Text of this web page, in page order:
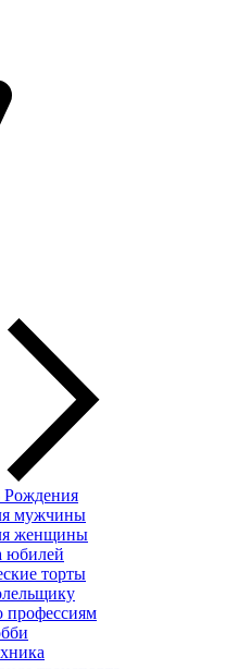
Рождения
мужчины
женщины
юбилей
торты
профессиям